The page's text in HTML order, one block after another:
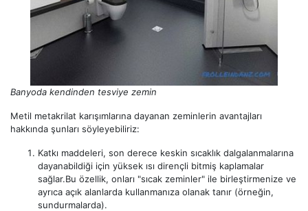
Banyoda kendinden tesviye zemin
Metil metakrilat karışımlarına dayanan zeminlerin avantajları
hakkında şunları söyleyebiliriz:
Katkı maddeleri, son derece keskin sıcaklık dalgalanmalarına
dayanabildiği için yüksek ısı dirençli bitmiş kaplamalar
sağlar.Bu özellik, onları "sıcak zeminler" ile birleştirmenize ve
ayrıca açık alanlarda kullanmanıza olanak tanır (örneğin,
sundurmalarda).